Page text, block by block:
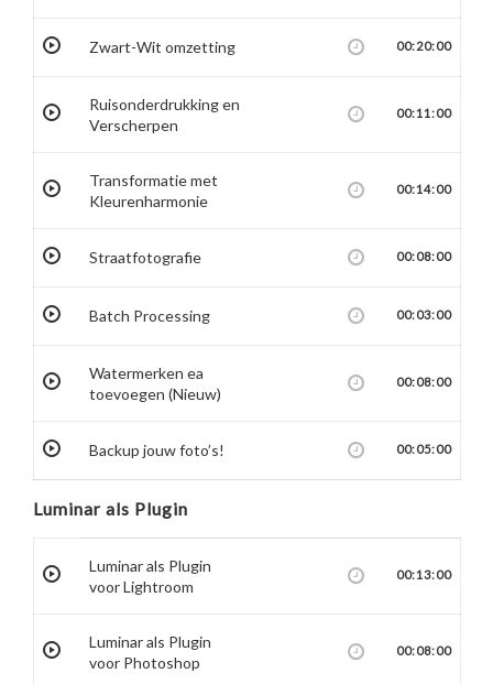
Zwart-Wit omzetting 00:20:00
Ruisonderdrukking en
Verscherpen
00:11:00
Transformatie met
Kleurenharmonie
00:14:00
Straatfotografie 00:08:00
Batch Processing 00:03:00
Watermerken ea
toevoegen (Nieuw)
00:08:00
Backup jouw foto’s! 00:05:00
Luminar als Plugin
Luminar als Plugin
voor Lightroom
00:13:00
Luminar als Plugin
voor Photoshop
00:08:00